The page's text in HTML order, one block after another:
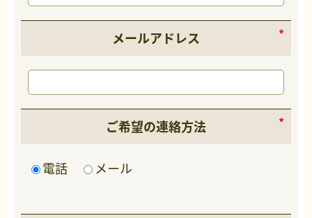
メールアドレス
ご希望の連絡方法
電話 メール